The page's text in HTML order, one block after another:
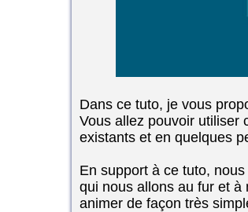
Dans ce tuto, je vous
Vous allez pouvoir utiliser
existants et en quelques
En support à ce tuto,
qui nous allons au fur et
animer de façon très